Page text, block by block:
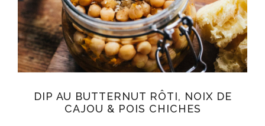
DIP AU BUTTERNUT RÔTI, NOIX DE
CAJOU & POIS CHICHES